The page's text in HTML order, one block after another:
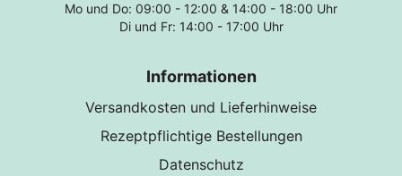
Mo und Do: 09:00 - 12:00 & 14:00 - 18:00 Uhr
Di und Fr: 14:00 - 17:00 Uhr
Informationen
Versandkosten und Lieferhinweise
Rezeptpflichtige Bestellungen
Datenschutz